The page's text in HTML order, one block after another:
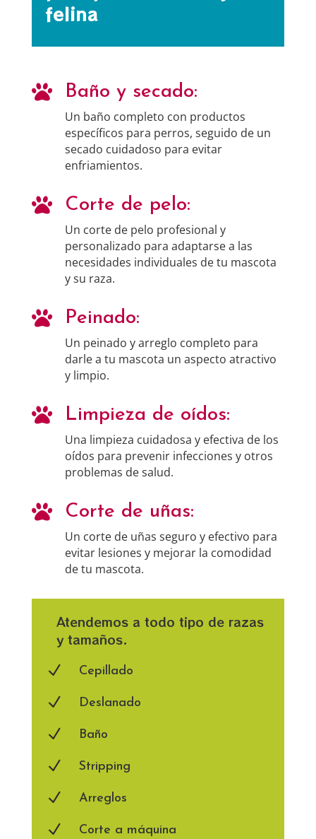
felina
 Baño y secado:
Un baño completo con productos
específicos para perros, seguido de un
secado cuidadoso para evitar
enfriamientos.
 Corte de pelo:
Un corte de pelo profesional y
personalizado para adaptarse a las
necesidades individuales de tu mascota
y su raza.
 Peinado:
Un peinado y arreglo completo para
darle a tu mascota un aspecto atractivo
y limpio.
 Limpieza de oídos:
Una limpieza cuidadosa y efectiva de los
oídos para prevenir infecciones y otros
problemas de salud.
 Corte de uñas:
Un corte de uñas seguro y efectivo para
evitar lesiones y mejorar la comodidad
de tu mascota.
Atendemos a todo tipo de razas
y tamaños.
N Cepillado
N Deslanado
N Baño
N Stripping
N Arreglos
N Corte a máquina